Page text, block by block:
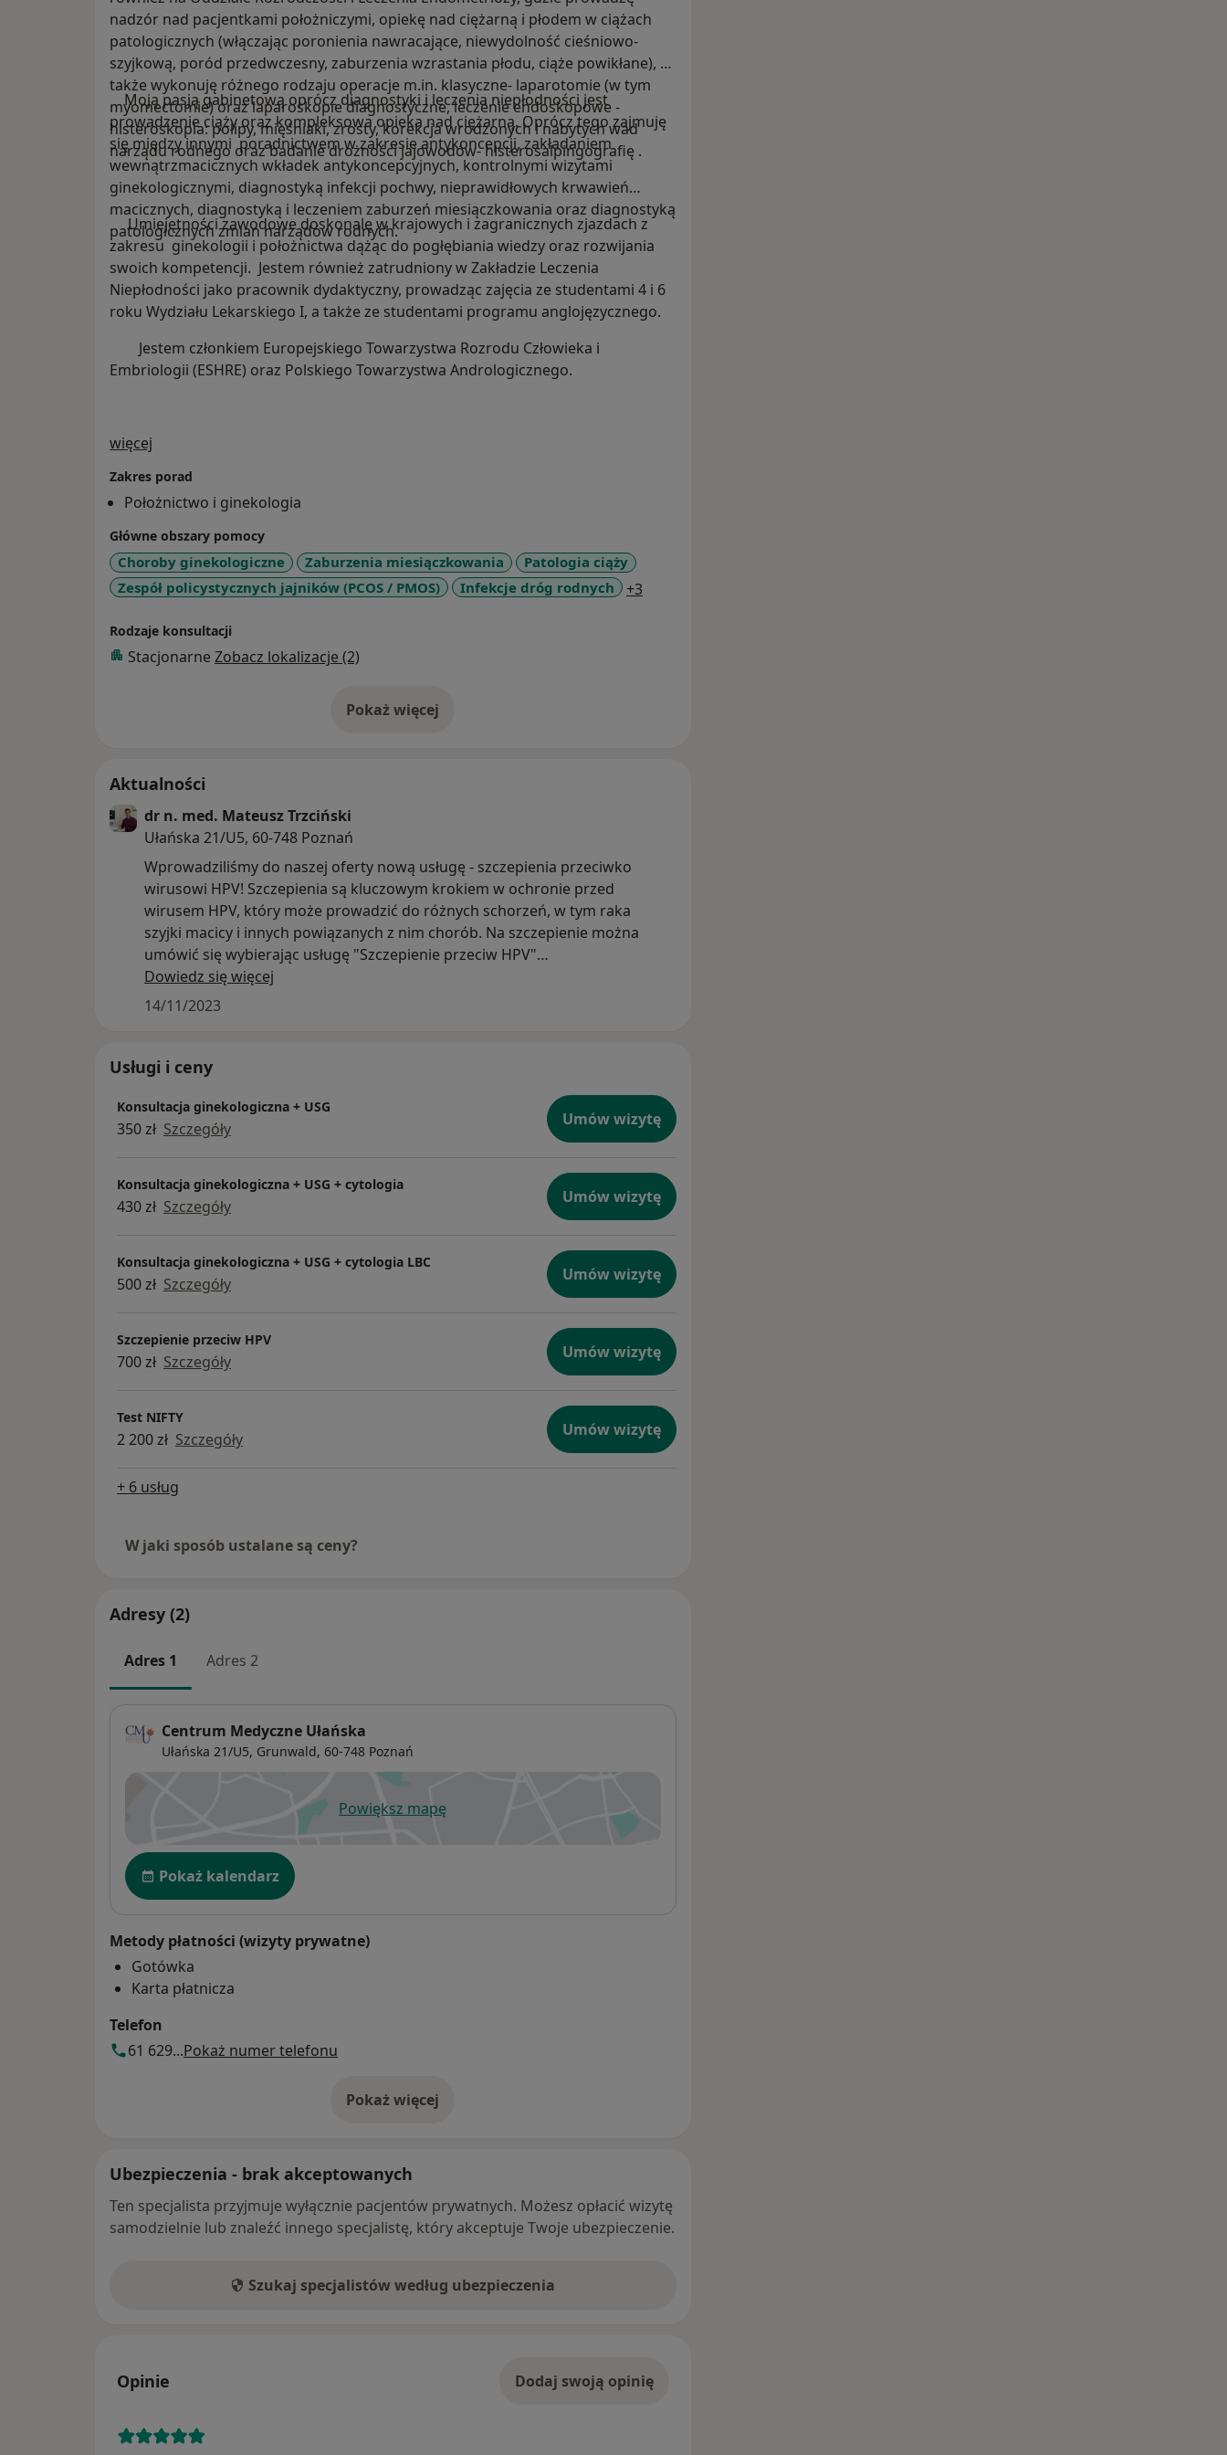
nadzór nad pacjentkami położniczymi, opiekę nad ciężarną i płodem w ciążach
patologicznych (włączając poronienia nawracające, niewydolność cieśniowo-
szyjkową, poród przedwczesny, zaburzenia wzrastania płodu, ciąże powikłane), a
także wykonuję różnego rodzaju operacje m.in. klasyczne- laparotomie (w tym
myomectomie) oraz laparoskopie diagnostyczne, leczenie endoskopowe -
histeroskopia: polipy, mięśniaki, zrosty, korekcja wrodzonych i nabytych wad
narządu rodnego oraz badanie drożności jajowodów- histerosalpingografię .
Moją pasją gabinetową oprócz diagnostyki i leczenia niepłodności jest
prowadzenie ciąży oraz kompleksowa opieka nad ciężarną. Oprócz tego zajmuję
się między innymi poradnictwem w zakresie antykoncepcji, zakładaniem
wewnątrzmacicznych wkładek antykoncepcyjnych, kontrolnymi wizytami
ginekologicznymi, diagnostyką infekcji pochwy, nieprawidłowych krwawień
macicznych, diagnostyką i leczeniem zaburzeń miesiączkowania oraz diagnostyką
patologicznych zmian narządów rodnych.
Umiejętności zawodowe doskonalę w krajowych i zagranicznych zjazdach z
zakresu ginekologii i położnictwa dążąc do pogłębiania wiedzy oraz rozwijania
swoich kompetencji. Jestem również zatrudniony w Zakładzie Leczenia
Niepłodności jako pracownik dydaktyczny, prowadząc zajęcia ze studentami 4 i 6
roku Wydziału Lekarskiego I, a także ze studentami programu anglojęzycznego.
Jestem członkiem Europejskiego Towarzystwa Rozrodu Człowieka i
Embriologii (ESHRE) oraz Polskiego Towarzystwa Andrologicznego.
więcej
Zakres porad
Położnictwo i ginekologia
Główne obszary pomocy
Choroby ginekologiczne Zaburzenia miesiączkowania
Patologia ciąży
Zespół policystycznych jajników (PCOS / PMOS)
Infekcje dróg rodnych +3
Rodzaje konsultacji
Stacjonarne Zobacz lokalizacje (2)
Pokaż więcejo doświadczeniu
Aktualności
dr n. med. Mateusz Trzciński
Ułańska 21/U5, 60-748 Poznań
Wprowadziliśmy do naszej oferty nową usługę - szczepienia przeciwko
wirusowi HPV! Szczepienia są kluczowym krokiem w ochronie przed
wirusem HPV, który może prowadzić do różnych schorzeń, w tym raka
szyjki macicy i innych powiązanych z nim chorób. Na szczepienie można
umówić się wybierając usługę "Szczepienie przeciw HPV"
Serdecznie Zapraszamy!
Dowiedz się więcej
14/11/2023
Usługi i ceny
Konsultacja ginekologiczna + USG
350 zł Szczegóły Umów wizytę
Konsultacja ginekologiczna + USG + cytologia
430 zł Szczegóły Umów wizytę
Konsultacja ginekologiczna + USG + cytologia LBC
500 zł Szczegóły Umów wizytę
Szczepienie przeciw HPV
700 zł Szczegóły Umów wizytę
Test NIFTY
2 200 zł Szczegóły Umów wizytę
+ 6 usług
W jaki sposób ustalane są ceny?
Adresy (2)
Adres 1 Adres 2
Centrum Medyczne Ułańska
Ułańska 21/U5, Grunwald, 60-748 Poznań
Powiększ mapęotwiera się w nowej karcie
Dostępność
Pokaż kalendarz
Metody płatności (wizyty prywatne)
Gotówka
Karta płatnicza
Telefon
61 629...Pokaż numer telefonu
Pokaż więcej
o adresie
Ubezpieczenia - brak akceptowanych
Ten specjalista przyjmuje wyłącznie pacjentów prywatnych. Możesz opłacić wizytę
samodzielnie lub znaleźć innego specjalistę, który akceptuje Twoje ubezpieczenie.
Szukaj specjalistów według ubezpieczenia
Opinie Dodaj swoją opinię